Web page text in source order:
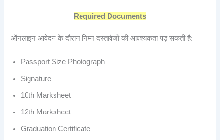
Required Documents
ऑनलाइन आवेदन के दौरान निम्न दस्तावेजों की आवश्यकता पड़ सकती है:
Passport Size Photograph
Signature
10th Marksheet
12th Marksheet
Graduation Certificate